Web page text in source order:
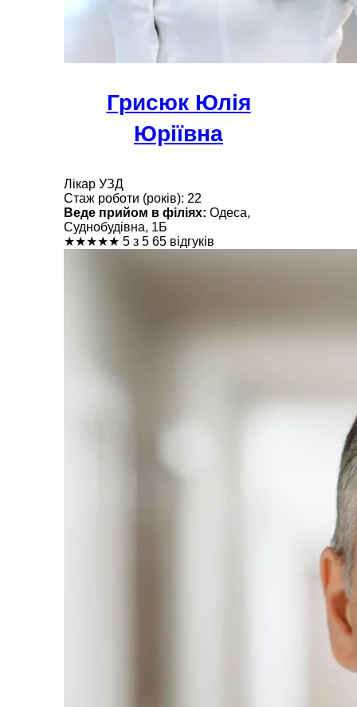
Грисюк Юлія
Юріївна
Лікар УЗД
Стаж роботи (років): 22
Веде прийом в філіях: Одеса,
Суднобудівна, 1Б
★★★★★ 5 з 5 65 відгуків